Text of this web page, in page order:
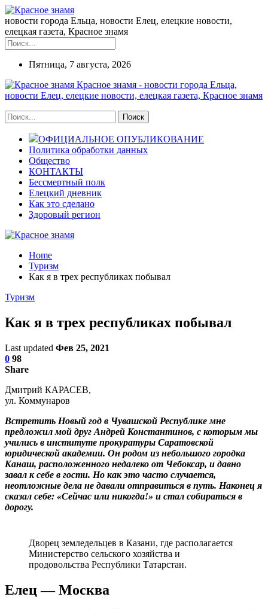
новости города Ельца, новости Елец, елецкие новости,
елецкая газета, Красное знамя
Пятница, 7 августа, 2026
Красное знамя - новости города Ельца,
новости Елец, елецкие новости, елецкая газета, Красное знамя
ОФИЦИАЛЬНОЕ ОПУБЛИКОВАНИЕ
Политика обработки данных
Общество
КОНТАКТЫ
Бессмертный полк
Елецкий дневник
Как это сделано
Здоровый регион
Home
Туризм
Как я в трех республиках побывал
Туризм
Как я в трех республиках побывал
Last updated Фев 25, 2021
0 98
Share
Дмитрий КАРАСЕВ,
ул. Коммунаров
Встретить Новый год в Чувашской Республике мне
предложил мой друг Андрей Константинов, с которым мы
учились в институте прокуратуры Саратовской
юридической академии. Он родом из небольшого городка
Канаш, расположенного недалеко от Чебоксар, и давно
завал к себе в гости. Но как это часто случается,
неотложные дела не давали отправиться в путь. Наконец я
сказал себе: «Сейчас или никогда!» и стал собираться в
дорогу.
Дворец земледельцев в Казани, где располагается
Министерство сельского хозяйства и
продовольства Республики Татарстан.
Елец — Москва